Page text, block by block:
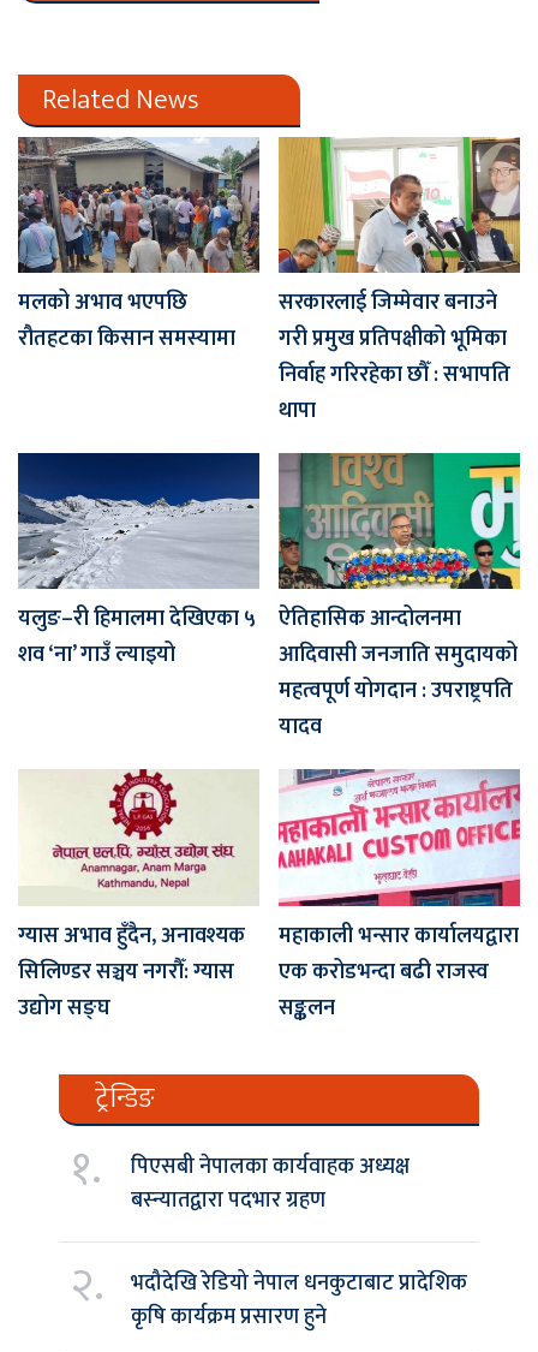
Related News
मलको अभाव भएपछि
रौतहटका किसान समस्यामा
सरकारलाई जिम्मेवार बनाउने
गरी प्रमुख प्रतिपक्षीको भूमिका
निर्वाह गरिरहेका छौँ : सभापति
थापा
यलुङ–री हिमालमा देखिएका ५
शव ‘ना’ गाउँ ल्याइयो
ऐतिहासिक आन्दोलनमा
आदिवासी जनजाति समुदायको
महत्वपूर्ण योगदान : उपराष्ट्रपति
यादव
ग्यास अभाव हुँदैन, अनावश्यक
सिलिण्डर सञ्चय नगरौँ: ग्यास
उद्योग सङ्घ
महाकाली भन्सार कार्यालयद्वारा
एक करोडभन्दा बढी राजस्व
सङ्कलन
ट्रेन्डिङ
१.
पिएसबी नेपालका कार्यवाहक अध्यक्ष
बस्न्यातद्वारा पदभार ग्रहण
२.
भदौदेखि रेडियो नेपाल धनकुटाबाट प्रादेशिक
कृषि कार्यक्रम प्रसारण हुने